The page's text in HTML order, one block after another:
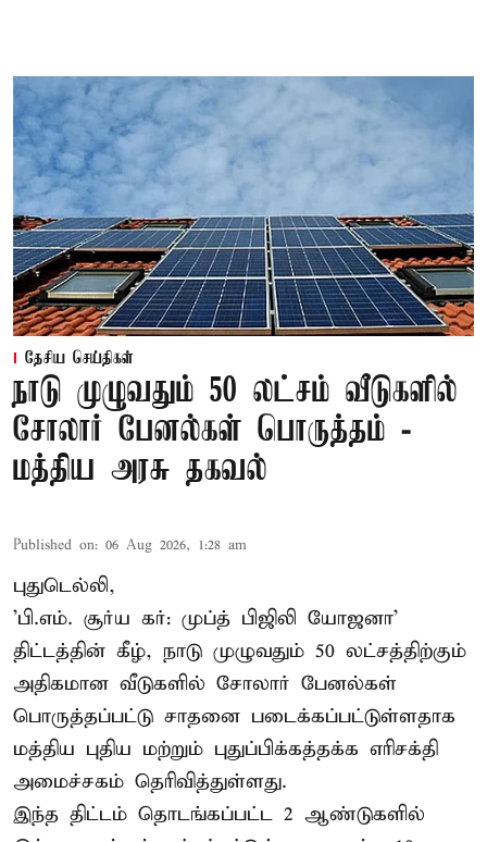
தேசிய செய்திகள்
நாடு முழுவதும் 50 லட்சம் வீடுகளில்
சோலார் பேனல்கள் பொருத்தம் -
மத்திய அரசு தகவல்
Published on: 06 Aug 2026, 1:28 am
புதுடெல்லி,
'பி.எம். சூர்ய கர்: முப்த் பிஜிலி யோஜனா'
திட்டத்தின் கீழ், நாடு முழுவதும் 50 லட்சத்திற்கும்
அதிகமான வீடுகளில் சோலார் பேனல்கள்
பொருத்தப்பட்டு சாதனை படைக்கப்பட்டுள்ளதாக
மத்திய புதிய மற்றும் புதுப்பிக்கத்தக்க எரிசக்தி
அமைச்சகம் தெரிவித்துள்ளது.
இந்த திட்டம் தொடங்கப்பட்ட 2 ஆண்டுகளில்